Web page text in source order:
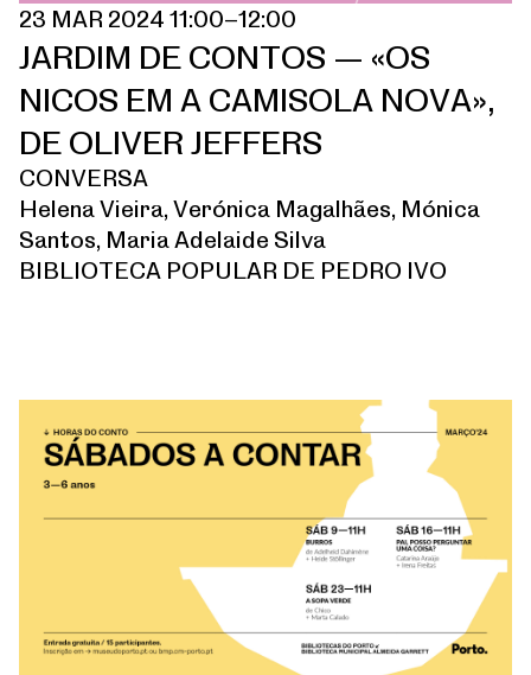
23 MAR 2024 11:00–12:00
JARDIM DE CONTOS — «OS
NICOS EM A CAMISOLA NOVA»,
DE OLIVER JEFFERS
CONVERSA
Helena Vieira, Verónica Magalhães, Mónica
Santos, Maria Adelaide Silva
BIBLIOTECA POPULAR DE PEDRO IVO